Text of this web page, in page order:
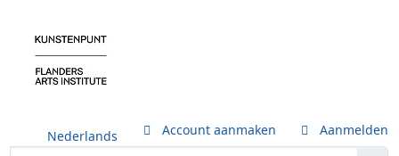
Nederlands Account aanmaken Aanmelden